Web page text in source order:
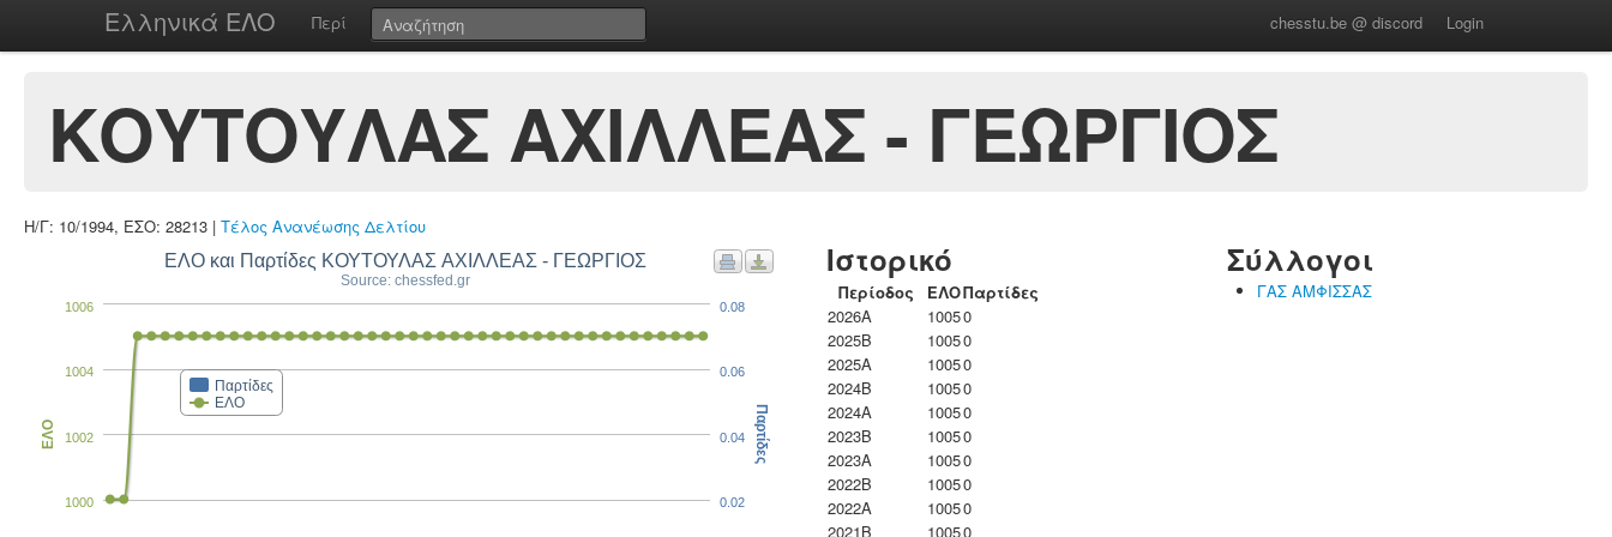
Ελληνικά ΕΛΟ Περί chesstu.be @ discord Login
ΚΟΥΤΟΥΛΑΣ ΑΧΙΛΛΕΑΣ - ΓΕΩΡΓΙΟΣ
Η/Γ: 10/1994, ΕΣΟ: 28213 | Τέλος Ανανέωσης Δελτίου
ΕΛΟ και Παρτίδες ΚΟΥΤΟΥΛΑΣ ΑΧΙΛΛΕΑΣ - ΓΕΩΡΓΙΟΣ
Source: chessfed.gr
Παρτίδες
ΕΛΟ
1000
1002
1004
1006
ΕΛΟ
0.02
0.04
0.06
0.08
Παρτίδες
Ιστορικό
Περίοδος ΕΛΟΠαρτίδες
2026A
10050
2025B
10050
2025A
10050
2024B
10050
2024A
10050
2023B
10050
2023Α
10050
2022B
10050
2022A
10050
2021B
10050
Σύλλογοι
ΓΑΣ ΑΜΦΙΣΣΑΣ